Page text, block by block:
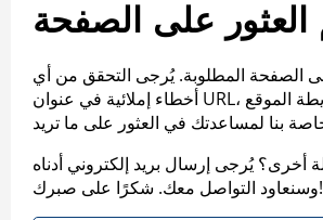
العثور على الصفحة
الصفحة المطلوبة. يُرجى التحقق من أي
أخطاء إملائية في عنوان URL، أو عرض خريطة الموقع
يُرجى إرسال بريد إلكتروني أدناه
وسنعاود التواصل معك. شكرًا على صبرك!